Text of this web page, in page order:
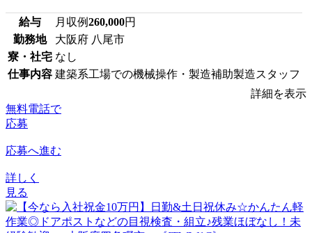
給与 月収例260,000円
勤務地
大阪府 八尾市
寮・社宅 なし
仕事内容 建築系工場での機械操作・製造補助製造スタッフ
詳細を表示
無料電話で
応募
応募へ進む
詳しく
見る